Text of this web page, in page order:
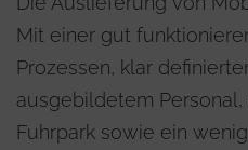
Mit einer gut
Prozessen, klar
ausgebildetem
Fuhrpark sowie ein wenig